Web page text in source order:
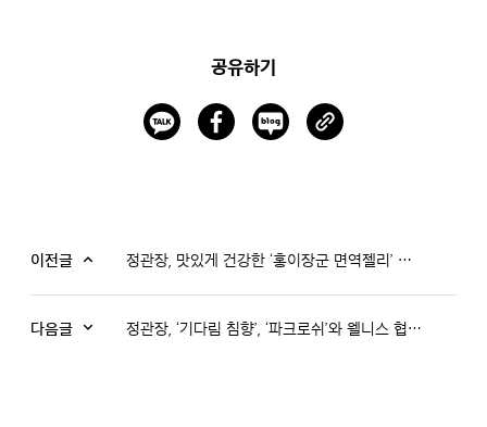
공유하기
이전글 정관장, 맛있게 건강한 ‘홍이장군 면역젤리’ 출시… 키즈 면역 라인 강화
다음글 정관장, ‘기다림 침향’, ‘파크로쉬’와 웰니스 협업 전개